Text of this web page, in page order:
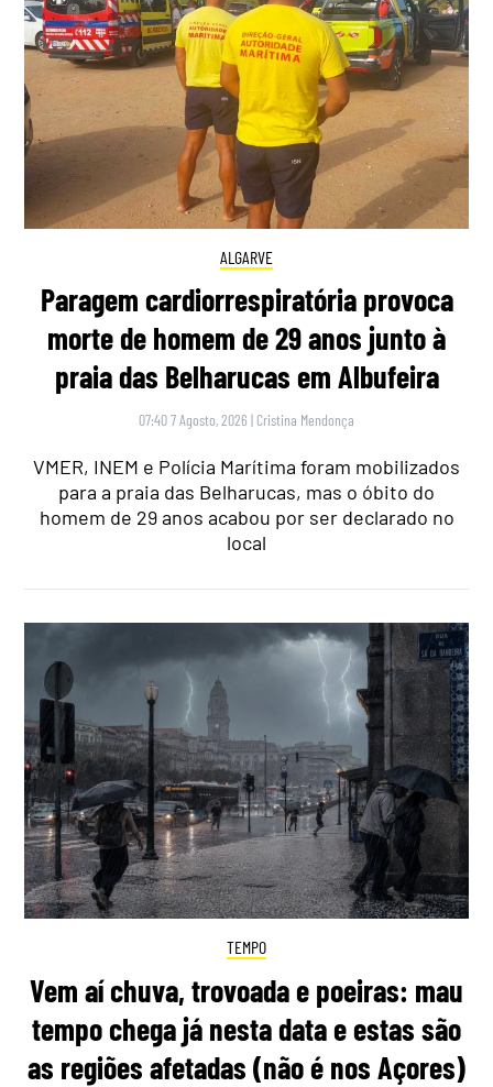
ALGARVE
Paragem cardiorrespiratória provoca
morte de homem de 29 anos junto à
praia das Belharucas em Albufeira
07:40 7 Agosto, 2026 | Cristina Mendonça
VMER, INEM e Polícia Marítima foram mobilizados
para a praia das Belharucas, mas o óbito do
homem de 29 anos acabou por ser declarado no
local
TEMPO
Vem aí chuva, trovoada e poeiras: mau
tempo chega já nesta data e estas são
as regiões afetadas (não é nos Açores)